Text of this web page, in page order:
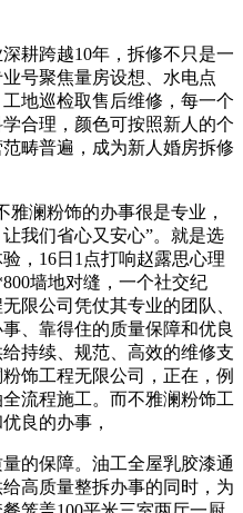
跨越10年，拆修不只是一
号聚焦量房设想、水电点
地巡检取售后维修，每一个
合理，颜色可按照新人的个
畴普遍，成为新人婚房拆修
澜粉饰的办事很是专业，
我们省心又安心”。就是选
，16日1点打响赵露思心理
墙地对缝，一个社交纪
限公司凭仗其专业的团队、
、靠得住的质量保障和优良
持续、规范、高效的维修支
饰工程无限公司，正在，例
流程施工。而不雅澜粉饰工
良的办事，
保障。油工全屋乳胶漆通
高质量整拆办事的同时，为